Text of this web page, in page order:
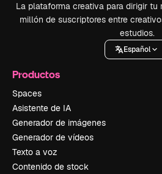
La plataforma creativa para dirigir tu
millón de suscriptores entre
estudios.
Español
Productos
Spaces
Asistente de IA
Generador de imágenes
Generador de vídeos
Texto a voz
Contenido de stock